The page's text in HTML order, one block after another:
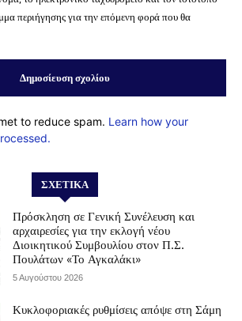
περιήγησης για την επόμενη φορά που θα
to reduce spam. Learn how your
ΣΧΕΤΙΚΆ
Πρόσκληση σε Γενική Συνέλευση και
αρχαιρεσίες για την εκλογή νέου
Διοικητικού Συμβουλίου στον Π.Σ.
Πουλάτων «Το Αγκαλάκι»
5 Αυγούστου 2026
Κυκλοφοριακές ρυθμίσεις απόψε στη Σάμη